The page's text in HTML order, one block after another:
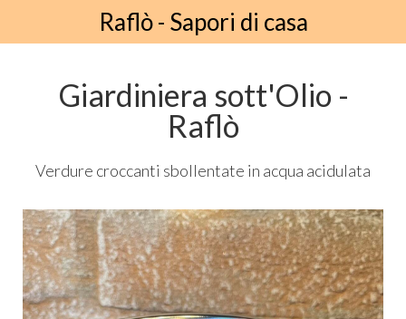
Raflò - Sapori di casa
Giardiniera sott'Olio -
Raflò
Verdure croccanti sbollentate in acqua acidulata